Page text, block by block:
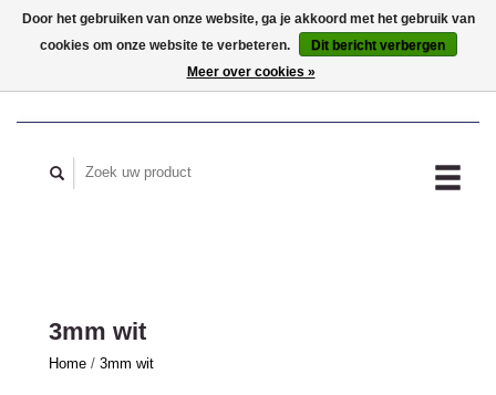
MIJN ACCOUNT
3mm wit
Home / 3mm wit
Door het gebruiken van onze website, ga je akkoord met het gebruik van
cookies om onze website te verbeteren.
Dit bericht verbergen
Meer over cookies »